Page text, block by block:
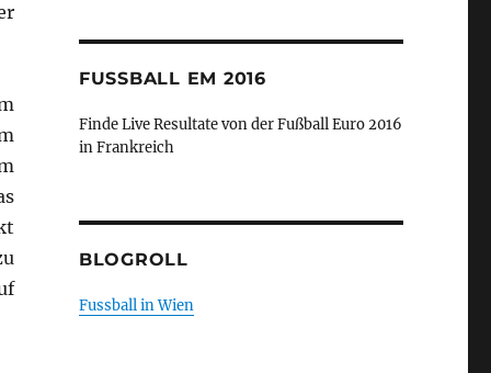
FUSSBALL EM 2016
Finde Live Resultate von der Fußball Euro 2016
in Frankreich
BLOGROLL
Fussball in Wien